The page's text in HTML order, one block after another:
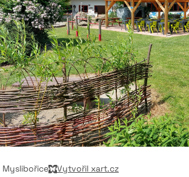
Vytvořil xart.cz